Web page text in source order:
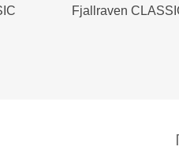
Fjallraven